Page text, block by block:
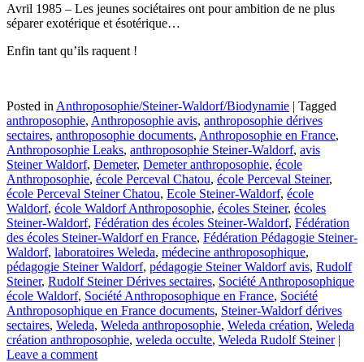
Avril 1985 – Les jeunes sociétaires ont pour ambition de ne plus
séparer exotérique et ésotérique…
Enfin tant qu’ils raquent !
Posted in Anthroposophie/Steiner-Waldorf/Biodynamie | Tagged
anthroposophie, Anthroposophie avis, anthroposophie dérives
sectaires, anthroposophie documents, Anthroposophie en France,
Anthroposophie Leaks, anthroposophie Steiner-Waldorf, avis
Steiner Waldorf, Demeter, Demeter anthroposophie, école
Anthroposophie, école Perceval Chatou, école Perceval Steiner,
école Perceval Steiner Chatou, Ecole Steiner-Waldorf, école
Waldorf, école Waldorf Anthroposophie, écoles Steiner, écoles
Steiner-Waldorf, Fédération des écoles Steiner-Waldorf, Fédération
des écoles Steiner-Waldorf en France, Fédération Pédagogie Steiner-
Waldorf, laboratoires Weleda, médecine anthroposophique,
pédagogie Steiner Waldorf, pédagogie Steiner Waldorf avis, Rudolf
Steiner, Rudolf Steiner Dérives sectaires, Société Anthroposophique
école Waldorf, Société Anthroposophique en France, Société
Anthroposophique en France documents, Steiner-Waldorf dérives
sectaires, Weleda, Weleda anthroposophie, Weleda création, Weleda
création anthroposophie, weleda occulte, Weleda Rudolf Steiner |
Leave a comment